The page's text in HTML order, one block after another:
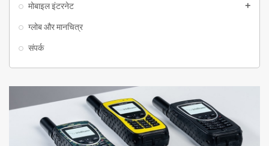
मोबाइल इंटरनेट add
ग्लोब और मानचित्र
संपर्क